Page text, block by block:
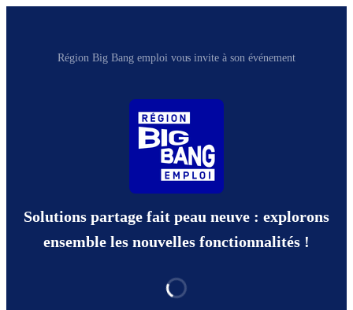
Région Big Bang emploi vous invite à son événement
Solutions partage fait peau neuve : explorons
ensemble les nouvelles fonctionnalités !